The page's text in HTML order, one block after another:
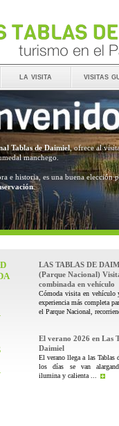
la visita visitas
Tablas de Daimiel, ofrece al
manchego.
e historia, es una buena elección
.
LAS TABLAS DE
(Parque Nacional)
combinada en vehículo
Cómoda visita en vehículo
experiencia más completa
el Parque Nacional,
El verano 2026 en Las
Daimiel
El verano llega a las Tablas
los días se van
ilumina y calienta ...